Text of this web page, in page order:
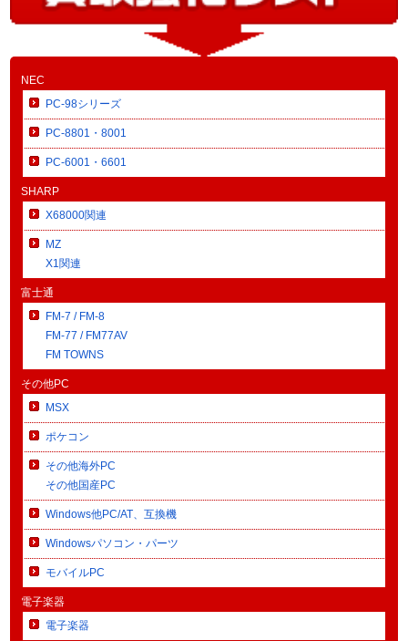
NEC
PC-98シリーズ
PC-8801・8001
PC-6001・6601
SHARP
X68000関連
MZ
X1関連
富士通
FM-7 / FM-8
FM-77 / FM77AV
FM TOWNS
その他PC
MSX
ポケコン
その他海外PC
その他国産PC
Windows他PC/AT、互換機
Windowsパソコン・パーツ
モバイルPC
電子楽器
電子楽器